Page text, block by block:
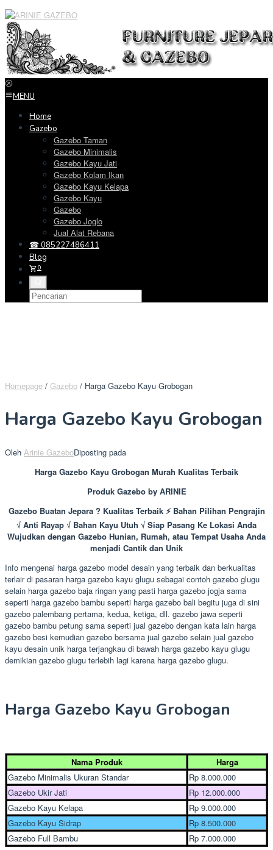
Loncat
ke
konten
MENU
Home
Gazebo
Gazebo Taman
Gazebo Minimalis
Gazebo Kayu Jati
Gazebo Kolam Ikan
Gazebo Kayu Kelapa
Gazebo Kayu
Gazebo
Gazebo Joglo
Jual Alat Rebana
☎ 085227486411
Blog
0
Homepage / Gazebo / Harga Gazebo Kayu Grobogan
Harga Gazebo Kayu Grobogan
Oleh Arinie GazeboDiposting pada
Harga Gazebo Kayu Grobogan Murah Kualitas Terbaik
Produk Gazebo by ARINIE
Gazebo Buatan Jepara ? Kualitas Terbaik ⚡ Bahan Pilihan Pengrajin
√ Anti Rayap √ Bahan Kayu Utuh √ Siap Pasang Ke Lokasi Anda
Wujudkan dengan Gazebo Hunian, Rumah, atau Tempat Usaha Anda
menjadi Cantik dan Unik
Info mengenai harga gazebo model desain yang terbaik dan berkualitas
terlair di pasaran harga gazebo kayu glugu sebagai contoh gazebo glugu
selain harga gazebo baja ringan yang pasti harga gazebo jogja sama
seperti harga gazebo bambu seperti harga gazebo bali begitu juga di sini
gazebo palembang pertama, kedua, ketiga, dll. gazebo jawa seperti
gazebo bambu petung sama seperti jual gazebo dengan kata lain harga
gazebo besi kemudian gazebo bersama jual gazebo selain jual gazebo
kayu desain unik harga terjangkau di bawah harga gazebo kayu glugu
demikian gazebo glugu terlebih lagi karena harga gazebo glugu.
Harga Gazebo Kayu Grobogan
Nama Produk
Harga
Gazebo Minimalis Ukuran Standar
Rp 8.000.000
Gazebo Ukir Jati
Rp 12.000.000
Gazebo Kayu Kelapa
Rp 9.000.000
Gazebo Kayu Sidrap
Rp 8.500.000
Gazebo Full Bambu
Rp 7.000.000